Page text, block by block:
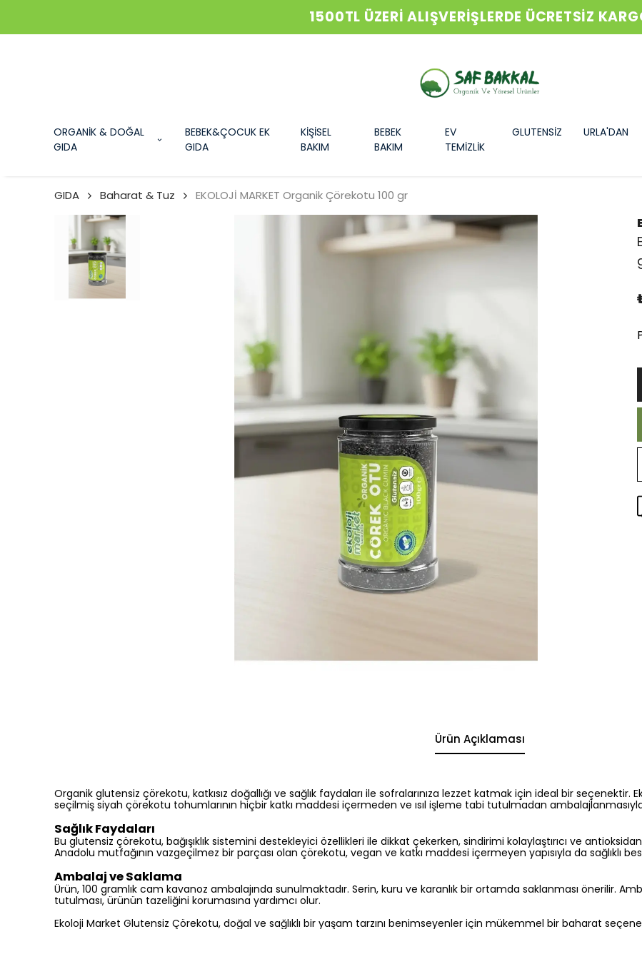
1500TL ÜZERİ ALIŞVERİŞLERDE ÜCRETSİZ
ORGANİK & DOĞAL
GIDA
BEBEK&ÇOCUK EK
GIDA
KİŞİSEL
BAKIM
BEBEK
BAKIM
EV
TEMİZLİK
GLUTENSİZ URLA'DAN
GIDA Baharat & Tuz EKOLOJİ MARKET Organik Çörekotu 100 gr
Ürün Açıklaması
Organik glutensiz çörekotu, katkısız doğallığı ve sağlık faydaları ile sofralarınıza lezzet katmak için ideal bir
seçilmiş siyah çörekotu tohumlarının hiçbir katkı maddesi içermeden ve ısıl işleme tabi tutulmadan ambalajlanmasıyla
Sağlık Faydaları
Bu glutensiz çörekotu, bağışıklık sistemini destekleyici özellikleri ile dikkat çekerken, sindirimi kolaylaştırıcı ve
Anadolu mutfağının vazgeçilmez bir parçası olan çörekotu, vegan ve katkı maddesi içermeyen yapısıyla da sağlıklı
Ambalaj ve Saklama
Ürün, 100 gramlık cam kavanoz ambalajında sunulmaktadır. Serin, kuru ve karanlık bir ortamda saklanması önerilir.
tutulması, ürünün tazeliğini korumasına yardımcı olur.
Ekoloji Market Glutensiz Çörekotu, doğal ve sağlıklı bir yaşam tarzını benimseyenler için mükemmel bir baharat